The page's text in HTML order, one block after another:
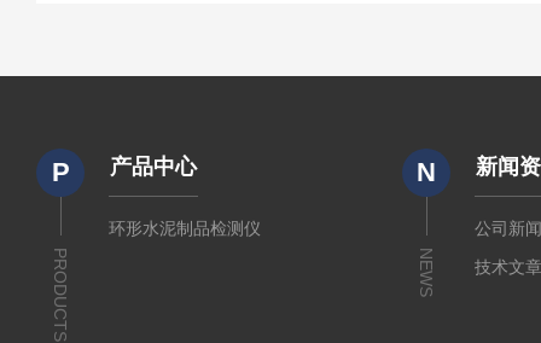
P
PRODUCTS
产品中心
环形水泥制品检测仪
N
NEWS
新闻
公司新
技术文